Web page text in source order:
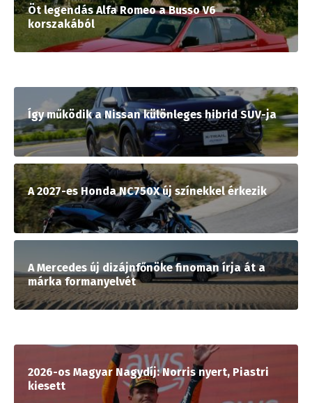
Öt legendás Alfa Romeo a Busso V6
korszakából
Így működik a Nissan különleges hibrid SUV-ja
A 2027-es Honda NC750X új színekkel érkezik
A Mercedes új dizájnfőnöke finoman írja át a
márka formanyelvét
2026-os Magyar Nagydíj: Norris nyert, Piastri
kiesett